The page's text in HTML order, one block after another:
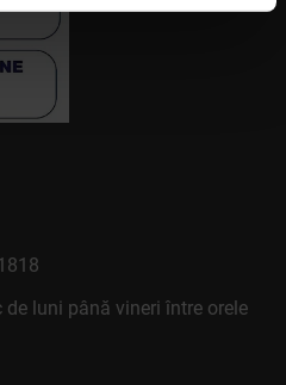
luni până vineri între orele